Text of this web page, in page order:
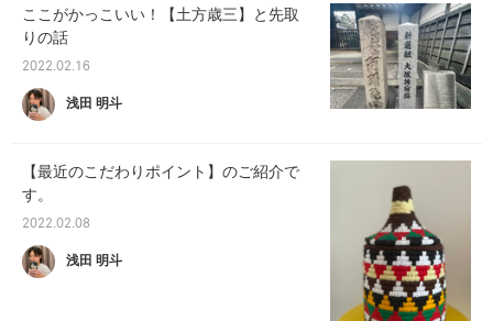
ここがかっこいい！【土方歳三】と先取
りの話
2022.02.16
浅田 明斗
【最近のこだわりポイント】のご紹介で
す。
2022.02.08
浅田 明斗